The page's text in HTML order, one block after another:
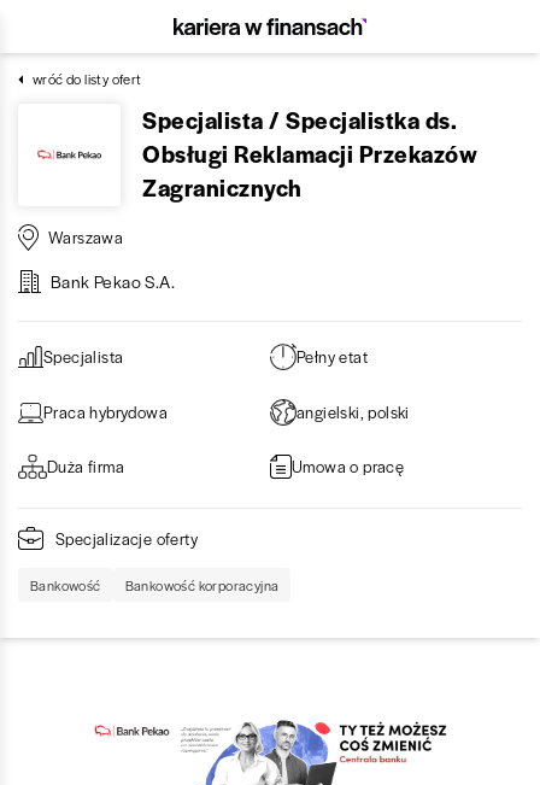
wróć do listy ofert
Specjalista / Specjalistka ds.
Obsługi Reklamacji Przekazów
Zagranicznych
Warszawa
Bank Pekao S.A.
Specjalista Pełny etat
Praca hybrydowa angielski, polski
Duża firma Umowa o pracę
Specjalizacje oferty
Bankowość Bankowość korporacyjna